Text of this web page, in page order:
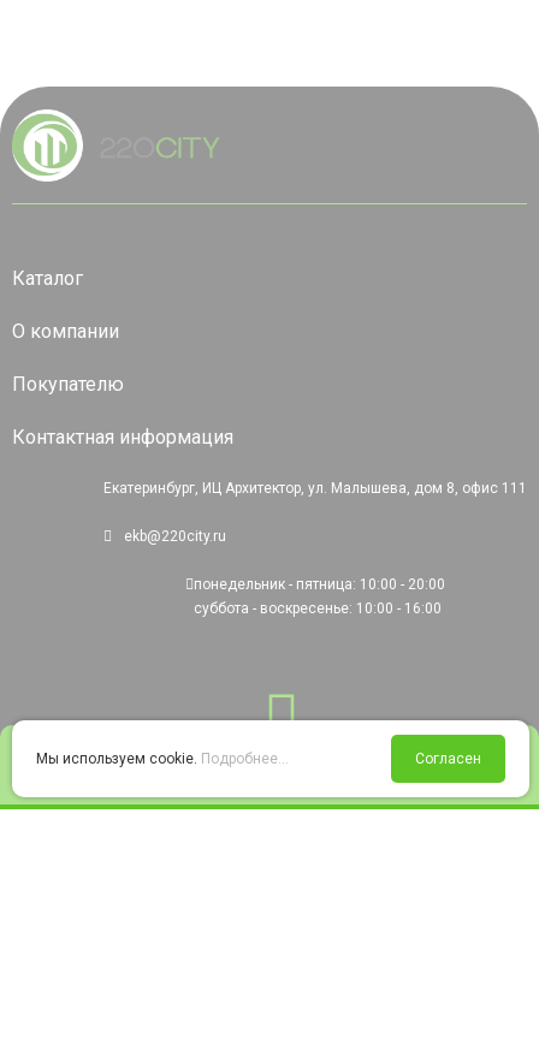
Войти Избранное Корзина
Каталог
О компании
Покупателю
Контактная информация
Екатеринбург, ИЦ Архитектор, ул. Малышева, дом 8, офис 111
ekb@220city.ru
понедельник - пятница: 10:00 - 20:00
суббота - воскресенье: 10:00 - 16:00
Мы используем cookie. Подробнее... Согласен